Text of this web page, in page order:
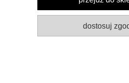
dostosuj